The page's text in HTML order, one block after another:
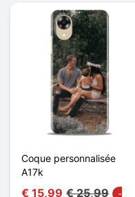
Coque personnalisée
A17k
€ 15,99 € 25,99
-